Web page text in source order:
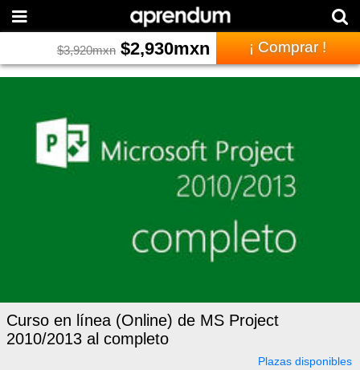
$3,920mxn $2,930mxn ¡ Comprar !
Curso en línea (Online) de MS Project
2010/2013 al completo
Plazas disponibles